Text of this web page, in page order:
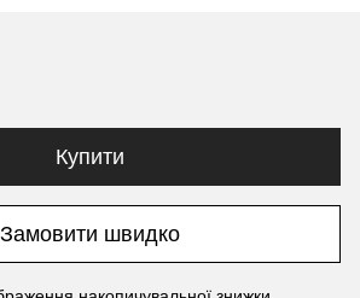
Купити
Замовити швидко